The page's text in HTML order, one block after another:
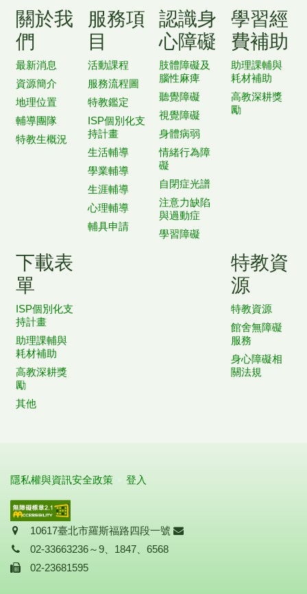
關於我
們
最新消息
資源簡介
地理位置
輔導團隊
特教生概況
服務項
目
活動課程
服務流程圖
特教鑑定
ISP個別化支
持計畫
生活輔導
學業輔導
生涯輔導
心理輔導
輔具申請
認識身
心障礙
肢體障礙及
腦性麻痺
聽覺障礙
視覺障礙
身體病弱
情緒行為障
礙
自閉症光譜
注意力缺陷
與過動症
學習障礙
學習經
費補助
助理課輔與
耗材補助
高教深耕獎
勵
下載表
單
ISP個別化支
持計畫
助理課輔與
耗材補助
高教深耕獎
勵
其他
特教資
源
特教資源
館舍無障礙
服務
身心障礙相
關法規
隱私權與資訊安全政策 登入
地址
10617臺北市羅斯福路四段一號
聯絡電話
02-33663236～9、1847、6568
傳真
02-23681595